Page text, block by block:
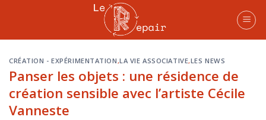
content
CRÉATION - EXPÉRIMENTATION,LA VIE ASSOCIATIVE,LES NEWS
Panser les objets : une résidence de
création sensible avec l’artiste Cécile
Vanneste